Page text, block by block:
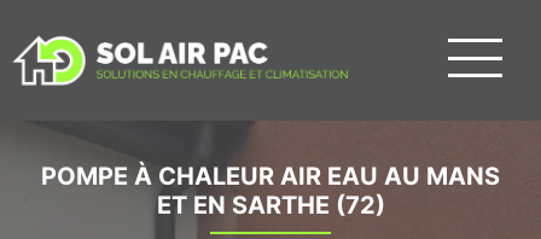
POMPE À CHALEUR AIR EAU AU MANS
ET EN SARTHE (72)